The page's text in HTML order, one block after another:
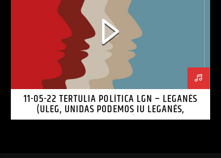
11-05-22 TERTULIA POLÍTICA LGN – LEGANÉS
(ULEG, UNIDAS PODEMOS IU LEGANÉS,
LEGANEMOS)